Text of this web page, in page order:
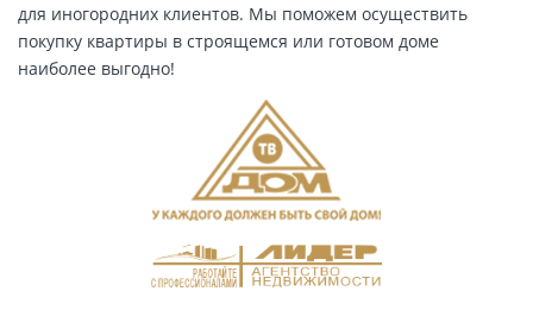
для иногородних клиентов. Мы поможем осуществить
покупку квартиры в строящемся или готовом доме
наиболее выгодно!